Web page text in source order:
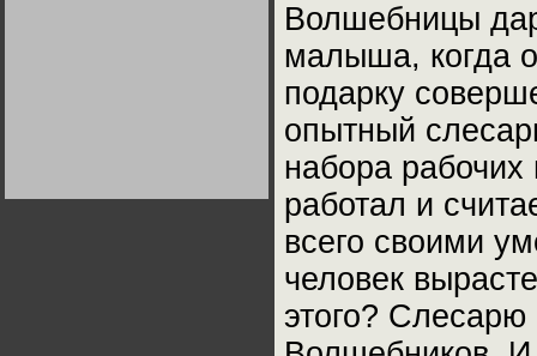
Волшебницы
малыша, когда
подарку
опытный
набора
работал и
всего своими
человек
этого?